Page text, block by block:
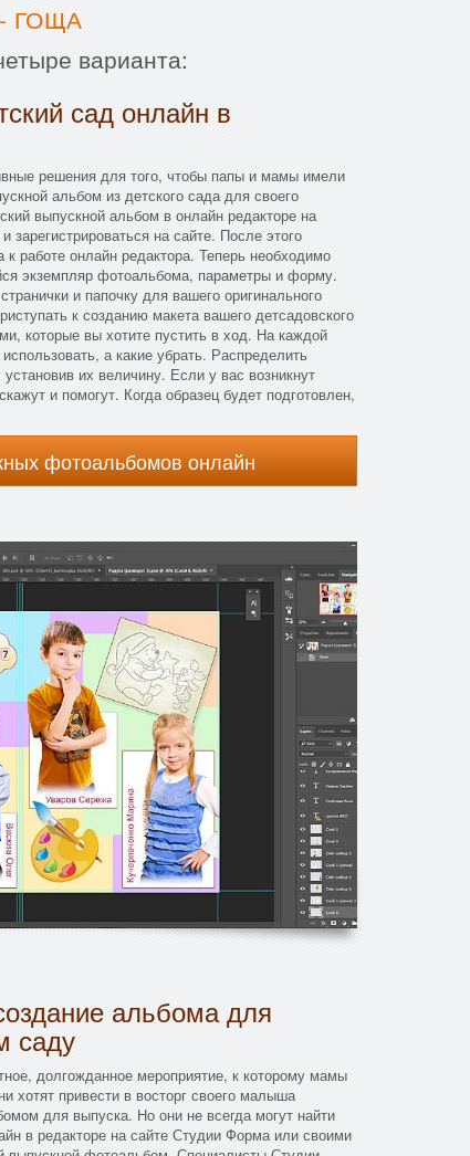
ГОЩА
варианта:
сад онлайн в
решения для того, чтобы папы и мамы имели
альбом из детского сада для своего
выпускной альбом в онлайн редакторе на
на сайте. После этого
работе онлайн редактора. Теперь необходимо
экземпляр фотоальбома, параметры и форму.
и папочку для вашего оригинального
к созданию макета вашего детсадовского
которые вы хотите пустить в ход. На каждой
а какие убрать. Распределить
их величину. Если у вас возникнут
и помогут. Когда образец будет подготовлен,
фотоальбомов онлайн
альбома для
саду
долгожданное мероприятие, к которому мамы
хотят привести в восторг своего малыша
для выпуска. Но они не всегда могут найти
в редакторе на сайте Студии Форма или своими